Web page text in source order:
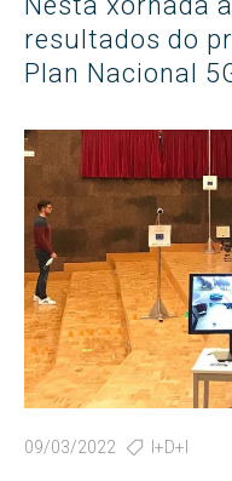
resultados do
Plan Nacional
09/03/2022 I+D+I